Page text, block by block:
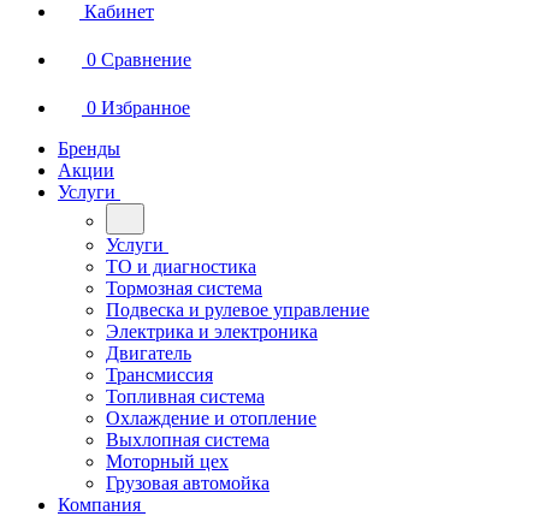
Кабинет
0 Сравнение
0 Избранное
Бренды
Акции
Услуги
Услуги
ТО и диагностика
Тормозная система
Подвеска и рулевое управление
Электрика и электроника
Двигатель
Трансмиссия
Топливная система
Охлаждение и отопление
Выхлопная система
Моторный цех
Грузовая автомойка
Компания